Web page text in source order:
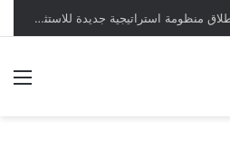
معرض”السعودية تصنع المستقبل” فرصة استثمارية للشركات الناشئة في قطاعات الذكاء الاصطناعي